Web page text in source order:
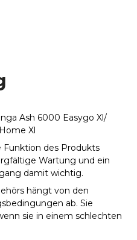
Ash 6000 Easygo Xl/
Xl
des Produkts
Wartung und ein
damit wichtig.
hängt von den
ab. Sie
sie in einem schlechten